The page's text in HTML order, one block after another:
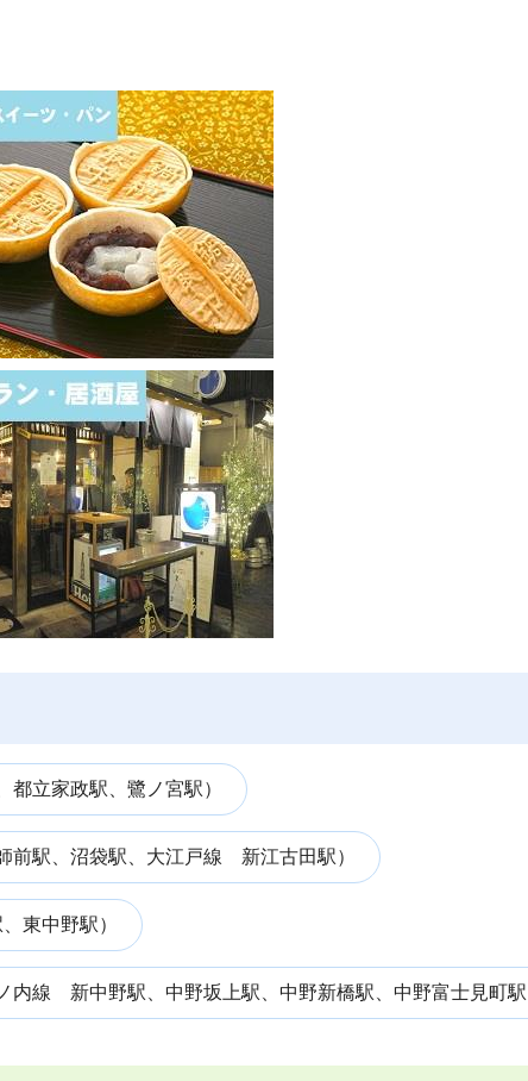
立家政駅、鷺ノ宮駅）
駅、沼袋駅、大江戸線 新江古田駅）
東中野駅）
内線 新中野駅、中野坂上駅、中野新橋駅、中野富士見町